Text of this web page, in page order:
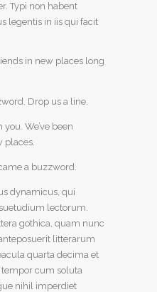
Typi non habent
legentis in iis qui facit
in new places long
Drop us a line.
you. We’ve been
places.
a buzzword.
dynamicus, qui
lectorum.
gothica, quam nunc
litterarum
quarta decima et
cum soluta
nihil imperdiet